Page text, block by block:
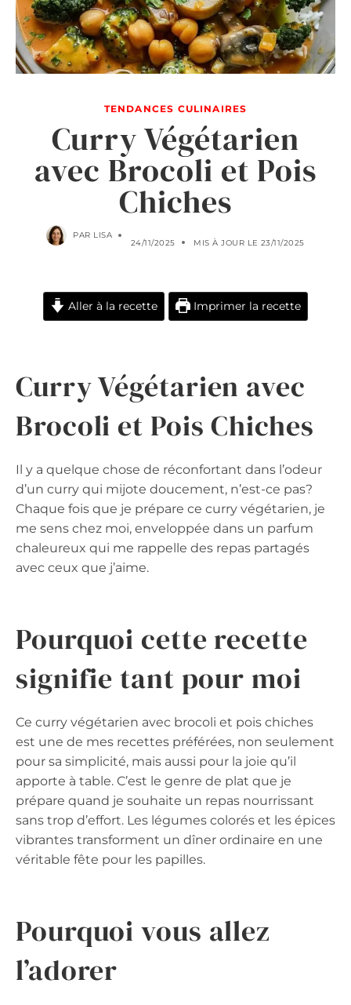
TENDANCES CULINAIRES
Curry Végétarien
avec Brocoli et Pois
Chiches
PAR LISA
24/11/2025 MIS À JOUR LE 23/11/2025
Aller à la recette Imprimer la recette
Curry Végétarien avec
Brocoli et Pois Chiches
Il y a quelque chose de réconfortant dans l’odeur
d’un curry qui mijote doucement, n’est-ce pas?
Chaque fois que je prépare ce curry végétarien, je
me sens chez moi, enveloppée dans un parfum
chaleureux qui me rappelle des repas partagés
avec ceux que j’aime.
Pourquoi cette recette
signifie tant pour moi
Ce curry végétarien avec brocoli et pois chiches
est une de mes recettes préférées, non seulement
pour sa simplicité, mais aussi pour la joie qu’il
apporte à table. C’est le genre de plat que je
prépare quand je souhaite un repas nourrissant
sans trop d’effort. Les légumes colorés et les épices
vibrantes transforment un dîner ordinaire en une
véritable fête pour les papilles.
Pourquoi vous allez
l’adorer